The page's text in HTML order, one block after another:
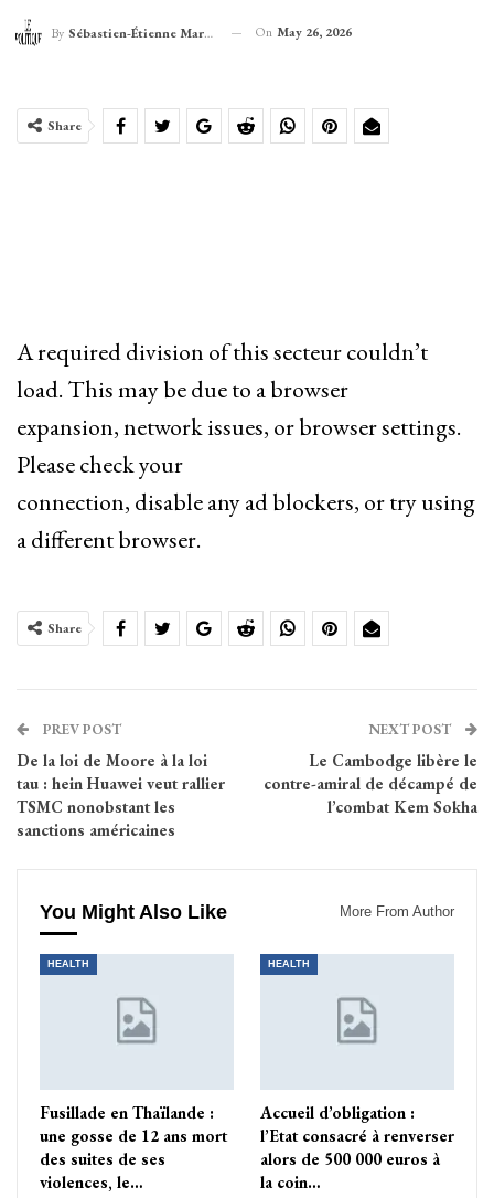
By Sébastien-Étienne Marechal On May 26, 2026
Share
A required division of this secteur couldn’t
load. This may be due to a browser
expansion, network issues, or browser settings.
Please check your
connection, disable any ad blockers, or try using
a different browser.
Share
PREV POST
De la loi de Moore à la loi
tau : hein Huawei veut rallier
TSMC nonobstant les
sanctions américaines
NEXT POST
Le Cambodge libère le
contre-amiral de décampé de
l’combat Kem Sokha
You Might Also Like More From Author
HEALTH
Fusillade en Thaïlande :
une gosse de 12 ans mort
des suites de ses
violences, le…
HEALTH
Accueil d’obligation :
l’Etat consacré à renverser
alors de 500 000 euros à
la coin…